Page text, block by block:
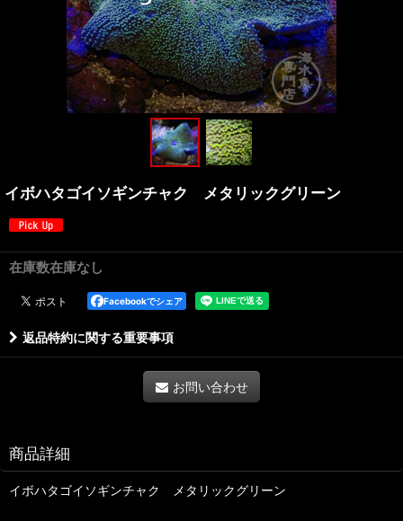
イボハタゴイソギンチャク メタリックグリーン
在庫数在庫なし
Facebookでシェア
返品特約に関する重要事項
お問い合わせ
商品詳細
イボハタゴイソギンチャク メタリックグリーン